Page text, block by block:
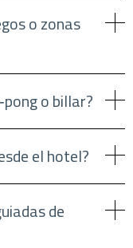
o zonas
o billar?
el hotel?
de